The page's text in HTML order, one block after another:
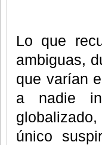
Lo que
ambiguas,
que varían
a nadie
único